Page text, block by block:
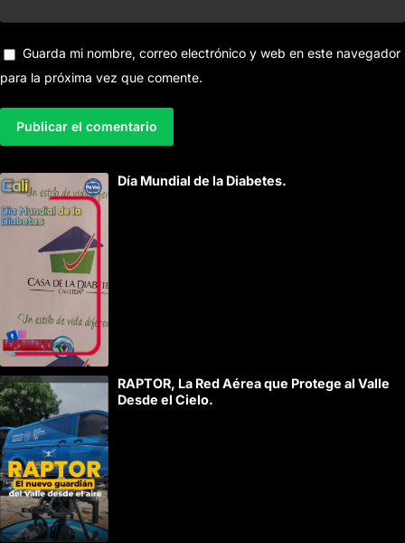
Guarda mi nombre, correo electrónico y web en este navegador
para la próxima vez que comente.
l
t
t
i
v
e
:
Día Mundial de la Diabetes.
RAPTOR, La Red Aérea que Protege al Valle
Desde el Cielo.